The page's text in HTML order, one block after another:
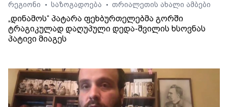
რეგიონი
• საზოგადოება • თრიალეთის ახალი ამბები
„დინამოს“ პატარა ფეხბურთელებმა გორში
ტრაგიკულად დაღუპული დედა-შვილის ხსოვნას
პატივი მიაგეს